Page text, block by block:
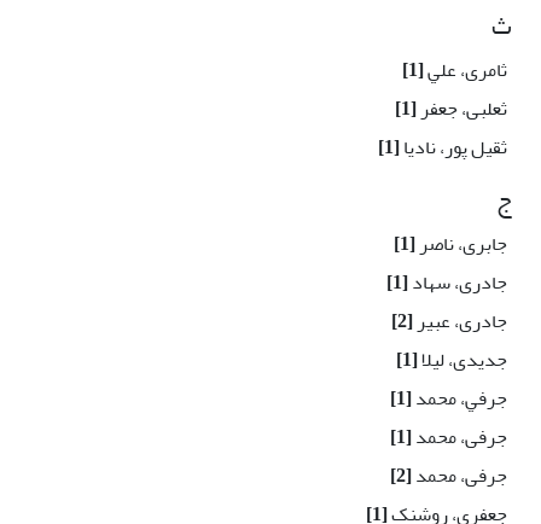
ث
ثامری، علي[1]
ثعلبی، جعفر[1]
ثقیل پور، نادیا[1]
ج
جابری، ناصر[1]
جادری، سهاد[1]
جادری، عبیر[2]
جدیدی، لیلا[1]
جرفي، محمد[1]
جرفی، محمد[1]
جرفی، محمد[2]
جعفرى، روشنک[1]